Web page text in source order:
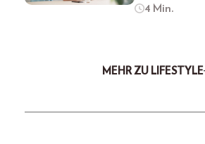
4 Min.
MEHR ZU LIFESTYLE